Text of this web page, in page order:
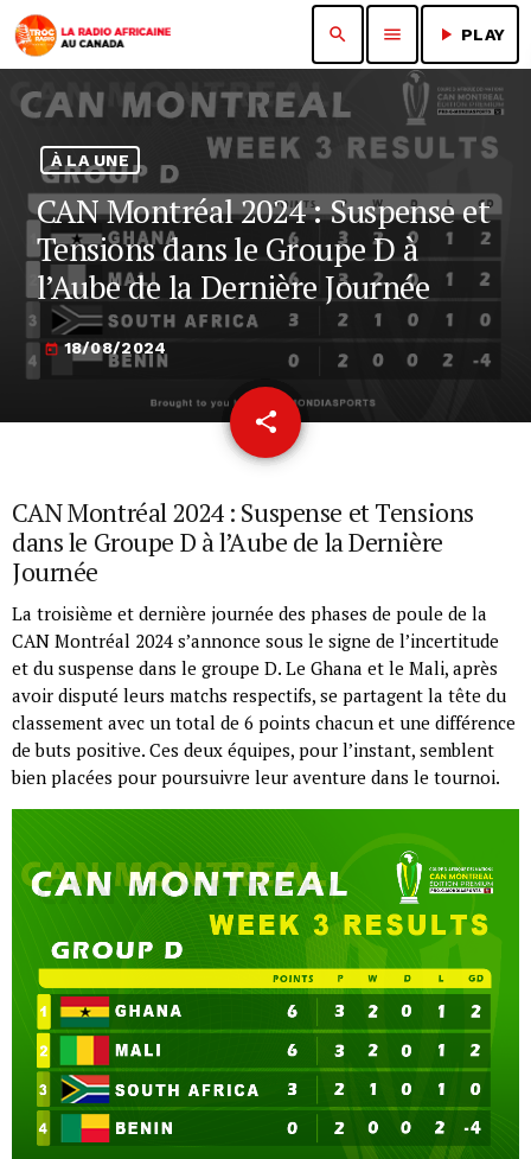
search menu play_arrow PLAY
À LA UNE
CAN Montréal 2024 : Suspense et
Tensions dans le Groupe D à
l’Aube de la Dernière Journée
today 18/08/2024
share
email
CAN Montréal 2024 : Suspense et Tensions
dans le Groupe D à l’Aube de la Dernière
Journée
La troisième et dernière journée des phases de poule de la
CAN Montréal 2024 s’annonce sous le signe de l’incertitude
et du suspense dans le groupe D. Le Ghana et le Mali, après
avoir disputé leurs matchs respectifs, se partagent la tête du
classement avec un total de 6 points chacun et une différence
de buts positive. Ces deux équipes, pour l’instant, semblent
bien placées pour poursuivre leur aventure dans le tournoi.